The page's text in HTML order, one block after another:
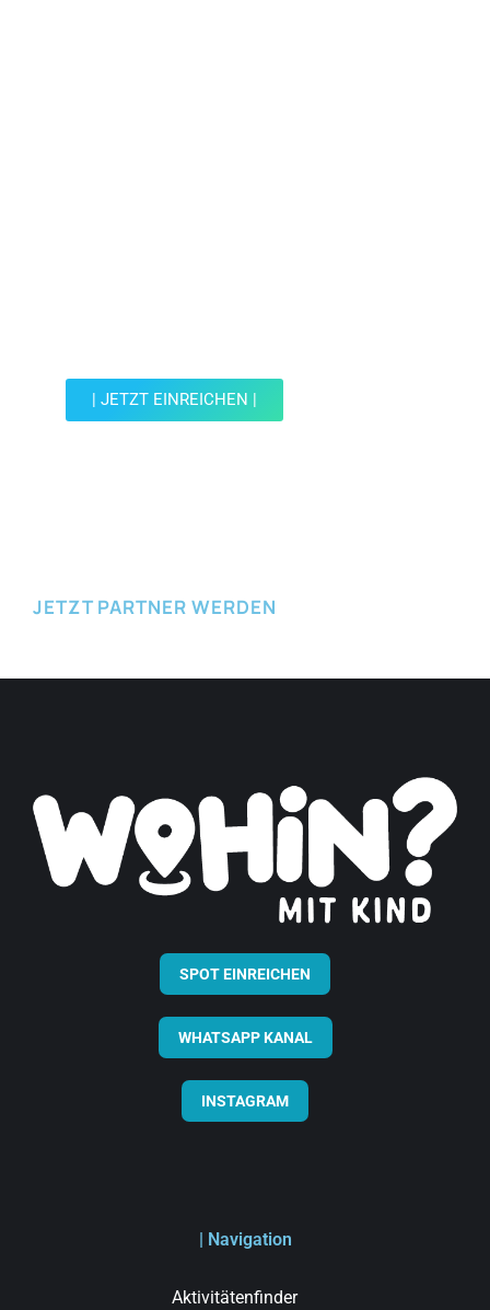
| JETZT EINREICHEN |
JETZT PARTNER WERDEN
SPOT EINREICHEN
WHATSAPP KANAL
INSTAGRAM
| Navigation
Aktivitätenfinder